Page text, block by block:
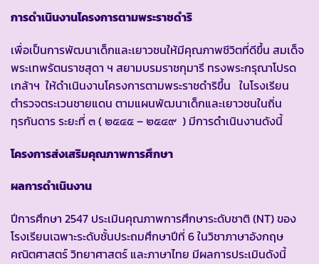
การดำเนินงานโครงการตามพระราชดำริ
เพื่อเป็นการพัฒนาเด็กและเยาวชนให้มีคุณภาพชีวิตที่ดีขึ้น สมเด็จ
พระเทพรัตนราชสุดา ฯ สยามบรมราชกุมารี ทรงพระกรุณาโปรด
เกล้าฯ ให้ดำเนินงานโครงการตามพระราชดำริขึ้น ในโรงเรียน
ตำรวจตระเวนชายแดน ตามแผนพัฒนาเด็กและเยาวชนในถิ่น
ทุรกันดาร ระยะที่ ๓ ( ๒๕๔๕ – ๒๕๔๙ ) มีการดำเนินงานดังนี้
โครงการส่งเสริมคุณภาพการศึกษา
ผลการดำเนินงาน
ปีการศึกษา 2547 ประเมินคุณภาพการศึกษาระดับชาติ (NT) ของ
โรงเรียนเฉพาะระดับชั้นประถมศึกษาปีที่ 6 ในวิชาภาษาอังกฤษ
คณิตศาสตร์ วิทยาศาสตร์ และภาษาไทย มีผลการประเมินดังนี้